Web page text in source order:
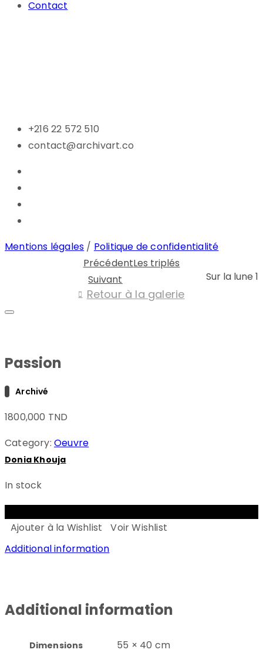
Contact
+216 22 572 510
contact@archivart.co
Mentions légales / Politique de confidentialité
PrécédentLes triplés
Suivant
Sur la lune 1
Retour à la galerie
Passion
Archivé
1800,000 TND
Category: Oeuvre
Donia Khouja
In stock
Ajouter à la Wishlist
Voir Wishlist
Additional information
Additional information
Dimensions 55 × 40 cm